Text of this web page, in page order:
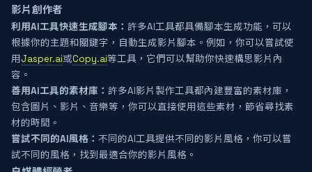
影片創作者
利用AI工具快速生成腳本： 許多AI工具都具備腳本生成功能，可以
根據你的主題和關鍵字，自動生成影片腳本。例如，你可以嘗試使
用Jasper.ai或Copy.ai等工具，它們可以幫助你快速構思影片內
容。
善用AI工具的素材庫： 許多AI影片製作工具都內建豐富的素材庫，
包含圖片、影片、音樂等，你可以直接使用這些素材，節省尋找素
材的時間。
嘗試不同的AI風格： 不同的AI工具提供不同的影片風格，你可以嘗
試不同的風格，找到最適合你的影片風格。